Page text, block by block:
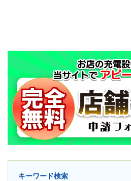
キーワード検索